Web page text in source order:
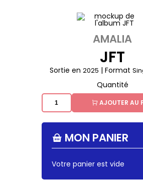
AMALIA
JFT
Sortie en 2025 | Format
Quantité
AJOUTER AU
MON PANIER
Votre panier est vide